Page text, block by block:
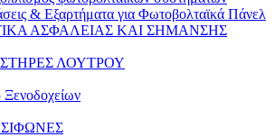
& Εξαρτήματα για Φωτοβολταϊκά Πάνελ
ΑΣΦΑΛΕΙΑΣ ΚΑΙ ΣΗΜΑΝΣΗΣ
ΛΟΥΤΡΟΥ